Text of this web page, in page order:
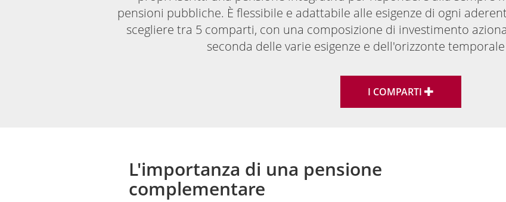
pensioni pubbliche. È flessibile e adattabile alle esigenze di ogni
scegliere tra 5 comparti, con una composizione di investimento
seconda delle varie esigenze e dell'orizzonte
I COMPARTI
L'importanza di una pensione
complementare